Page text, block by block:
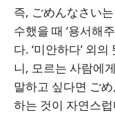
즉, ごめんなさい
수했을 때 ‘용서해
다. ‘미안하다’ 외
니, 모르는 사람에
말하고 싶다면 ご
하는 것이 자연스